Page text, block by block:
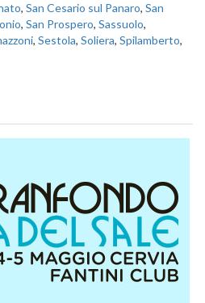
, San Cesario sul Panaro, San
, San Prospero, Sassuolo,
, Sestola, Soliera, Spilamberto,